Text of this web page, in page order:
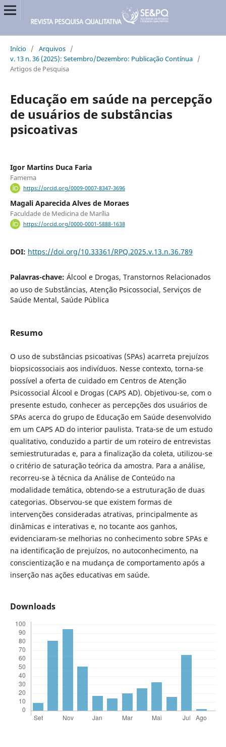
Início / Arquivos /
v. 13 n. 36 (2025): Setembro/Dezembro: Publicação Contínua /
Artigos de Pesquisa
Educação em saúde na percepção
de usuários de substâncias
psicoativas
Igor Martins Duca Faria
Famema
https://orcid.org/0009-0007-8347-3696
Magali Aparecida Alves de Moraes
Faculdade de Medicina de Marília
https://orcid.org/0000-0001-5888-1638
DOI: https://doi.org/10.33361/RPQ.2025.v.13.n.36.789
Palavras-chave: Álcool e Drogas, Transtornos Relacionados
ao uso de Substâncias, Atenção Psicossocial, Serviços de
Saúde Mental, Saúde Pública
Resumo
O uso de substâncias psicoativas (SPAs) acarreta prejuízos
biopsicossociais aos indivíduos. Nesse contexto, torna-se
possível a oferta de cuidado em Centros de Atenção
Psicossocial Álcool e Drogas (CAPS AD). Objetivou-se, com o
presente estudo, conhecer as percepções dos usuários de
SPAs acerca do grupo de Educação em Saúde desenvolvido
em um CAPS AD do interior paulista. Trata-se de um estudo
qualitativo, conduzido a partir de um roteiro de entrevistas
semiestruturadas e, para a finalização da coleta, utilizou-se
o critério de saturação teórica da amostra. Para a análise,
recorreu-se à técnica da Análise de Conteúdo na
modalidade temática, obtendo-se a estruturação de duas
categorias. Observou-se que existem formas de
intervenções consideradas atrativas, principalmente as
dinâmicas e interativas e, no tocante aos ganhos,
evidenciaram-se melhorias no conhecimento sobre SPAs e
na identificação de prejuízos, no autoconhecimento, na
conscientização e na mudança de comportamento após a
inserção nas ações educativas em saúde.
Downloads